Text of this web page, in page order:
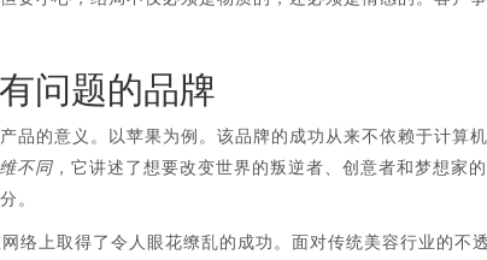
问题的品牌
品的意义。以苹果为例。该品牌的成功从来不依赖于计算
不同 ，它讲述了想要改变世界的叛逆者、创意者和梦想家
。
络上取得了令人眼花缭乱的成功。面对传统美容行业的不